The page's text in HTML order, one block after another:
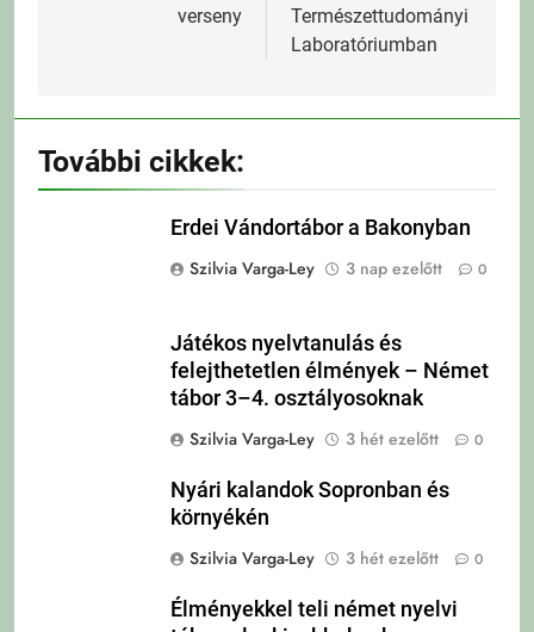
verseny
Természettudományi
Laboratóriumban
További cikkek:
Erdei Vándortábor a Bakonyban
Szilvia Varga-Ley
3 nap ezelőtt 0
Játékos nyelvtanulás és
felejthetetlen élmények – Német
tábor 3–4. osztályosoknak
Szilvia Varga-Ley
3 hét ezelőtt 0
Nyári kalandok Sopronban és
környékén
Szilvia Varga-Ley
3 hét ezelőtt 0
Élményekkel teli német nyelvi